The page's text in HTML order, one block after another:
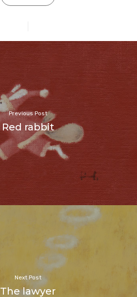
Previous Post
Red rabbit
Next Post
The lawyer